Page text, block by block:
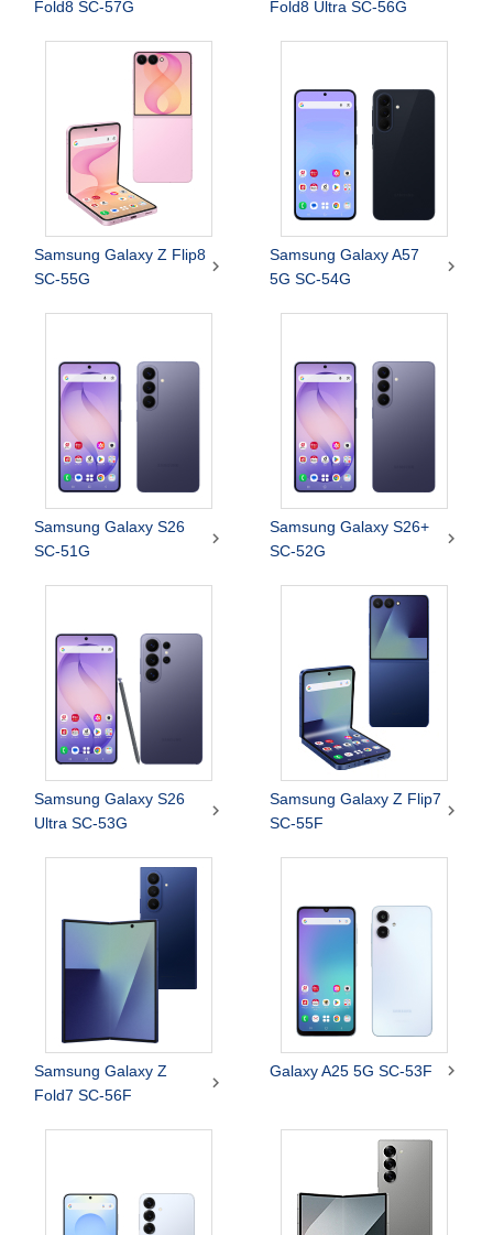
Fold8 SC-57G Fold8 Ultra SC-56G
Samsung Galaxy Z Flip8
SC-55G

Samsung Galaxy A57
5G SC-54G

Samsung Galaxy S26
SC-51G

Samsung Galaxy S26+
SC-52G

Samsung Galaxy S26
Ultra SC-53G

Samsung Galaxy Z Flip7
SC-55F

Samsung Galaxy Z
Fold7 SC-56F

Galaxy A25 5G SC-53F 